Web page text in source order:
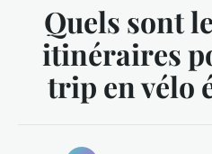
Quels sont
itinéraires
trip en vélo